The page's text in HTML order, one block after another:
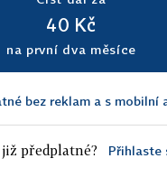
40 Kč
na první dva měsíce
bez reklam a s mobilní
předplatné? Přihlaste